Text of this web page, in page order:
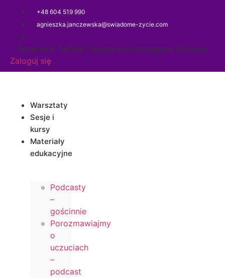
+48 604 519 990
agnieszka.janczewska@swiadome-zycie.com
Facebook Twitter Google-plus Instagram Youtube
Zaloguj się
Warsztaty
Sesje i
kursy
Materiały
edukacyjne
Podcasty
–
gościnnie
Porozmawiajmy
o
uczuciach
–
podcast